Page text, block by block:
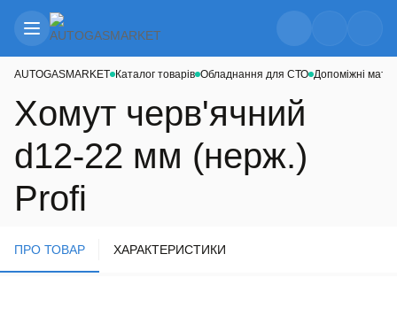
AUTOGASMARKET Каталог товарів Обладнання для СТО Допоміжні
Хомут черв'ячний
d12-22 мм (нерж.)
Profi
ПРО ТОВАР ХАРАКТЕРИСТИКИ